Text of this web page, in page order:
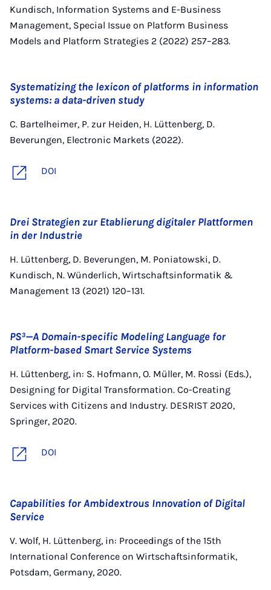
Kundisch, Information Systems and E-Business
Management, Special Issue on Platform Business
Models and Platform Strategies 2 (2022) 257–283.
Systematizing the lexicon of platforms in information
systems: a data-driven study
C. Bartelheimer, P. zur Heiden, H. Lüttenberg, D.
Beverungen, Electronic Markets (2022).
DOI
Drei Strategien zur Etablierung digitaler Plattformen
in der Industrie
H. Lüttenberg, D. Beverungen, M. Poniatowski, D.
Kundisch, N. Wünderlich, Wirtschaftsinformatik &
Management 13 (2021) 120–131.
PS³—A Domain-specific Modeling Language for
Platform-based Smart Service Systems
H. Lüttenberg, in: S. Hofmann, O. Müller, M. Rossi (Eds.),
Designing for Digital Transformation. Co-Creating
Services with Citizens and Industry. DESRIST 2020,
Springer, 2020.
DOI
Capabilities for Ambidextrous Innovation of Digital
Service
V. Wolf, H. Lüttenberg, in: Proceedings of the 15th
International Conference on Wirtschaftsinformatik,
Potsdam, Germany, 2020.